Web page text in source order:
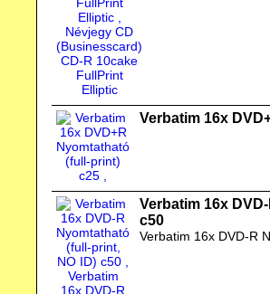
Verbatim 16x
Verbatim 16x
c50
Verbatim 16x DVD-R